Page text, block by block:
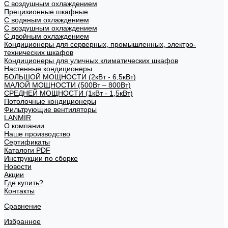
С воздушным охлаждением
Прецизионные шкафные
С водяным охлаждением
С воздушным охлаждением
С двойным охлаждением
Кондиционеры для серверных, промышленных, электро-
технических шкафов
Кондиционеры для уличных климатических шкафов
Настенные кондиционеры
БОЛЬШОЙ МОЩНОСТИ (2кВт - 6,5кВт)
МАЛОЙ МОЩНОСТИ (500Вт – 800Вт)
СРЕДНЕЙ МОЩНОСТИ (1кВт - 1,5кВт)
Потолочные кондиционеры
Фильтрующие вентиляторы
LANMIR
О компании
Наше производство
Сертификаты
Каталоги PDF
Инструкции по сборке
Новости
Акции
Где купить?
Контакты
Сравнение
Избранное